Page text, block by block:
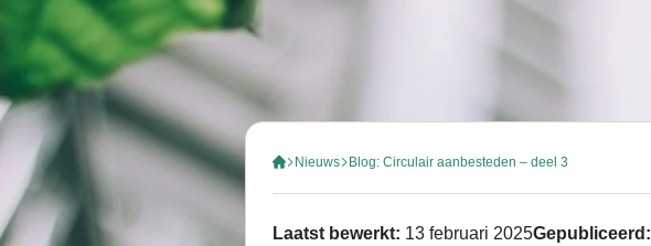
Nieuws Blog: Circulair aanbesteden – deel 3
Laatst bewerkt: 13 februari 2025Gepubliceerd: